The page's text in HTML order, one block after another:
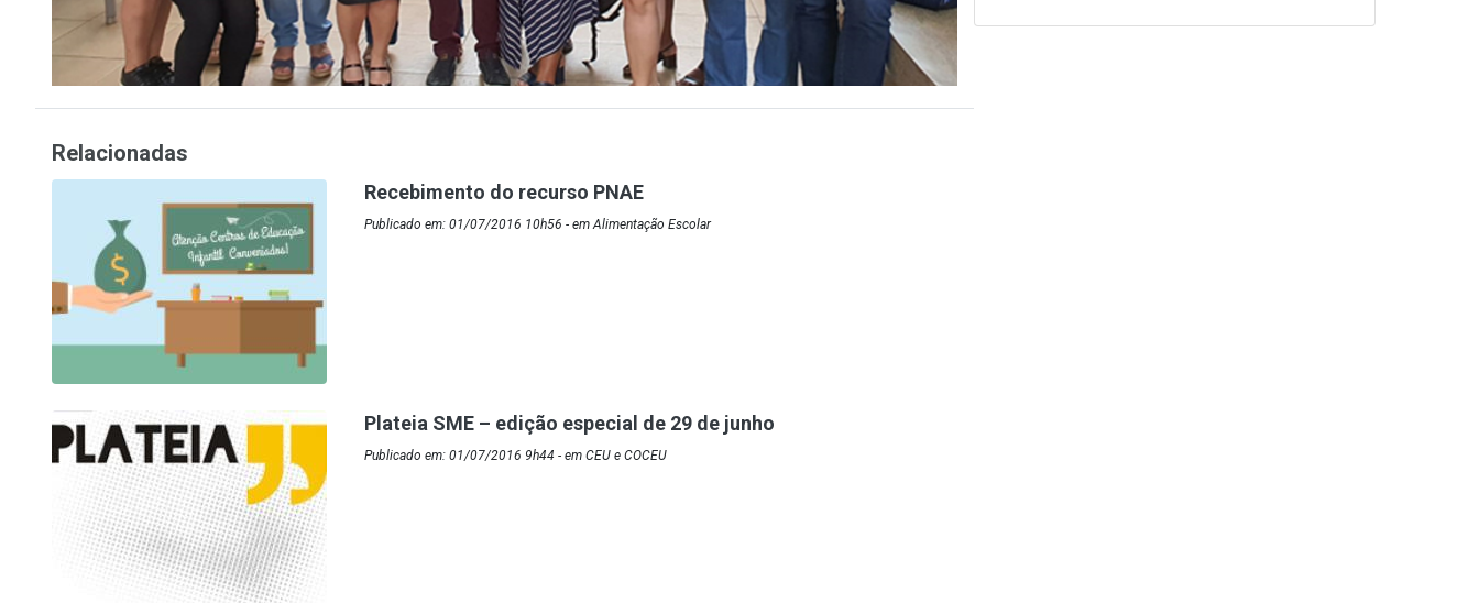
Relacionadas
Recebimento do recurso PNAE
Publicado em: 01/07/2016 10h56 - em Alimentação Escolar
Plateia SME – edição especial de 29 de junho
Publicado em: 01/07/2016 9h44 - em CEU e COCEU